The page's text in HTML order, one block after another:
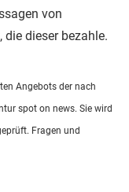
von
dieser bezahle.
Angebots der nach
spot on news. Sie wird
Fragen und